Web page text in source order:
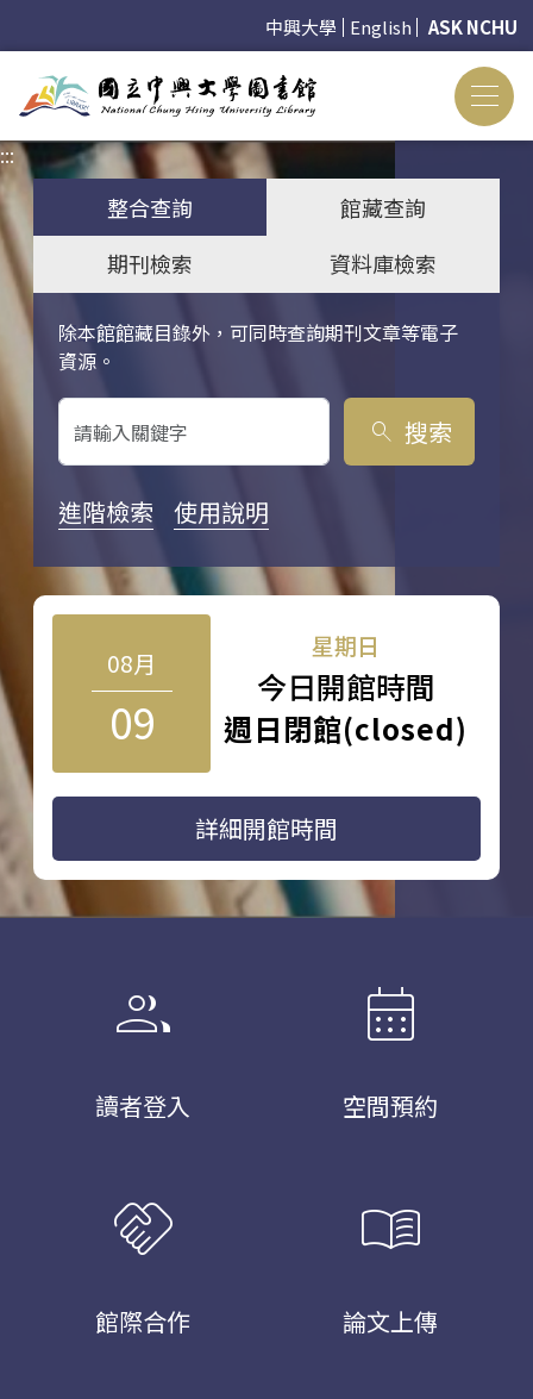
中興大學 English ASK NCHU
:::
整合查詢
館藏查詢
期刊檢索
資料庫檢索
除本館館藏目錄外，可同時查詢期刊文章等電子
資源。
關鍵字搜尋
search 搜索
進階檢索 使用說明
08月
09
星期日
今日開館時間
週日閉館(closed)
詳細開館時間
group
讀者登入
calendar_month
空間預約
handshake
館際合作
menu_book
論文上傳